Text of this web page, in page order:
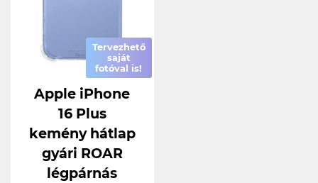
Tervezhető
saját
fotóval is!
Apple iPhone
16 Plus
kemény hátlap
gyári ROAR
légpárnás